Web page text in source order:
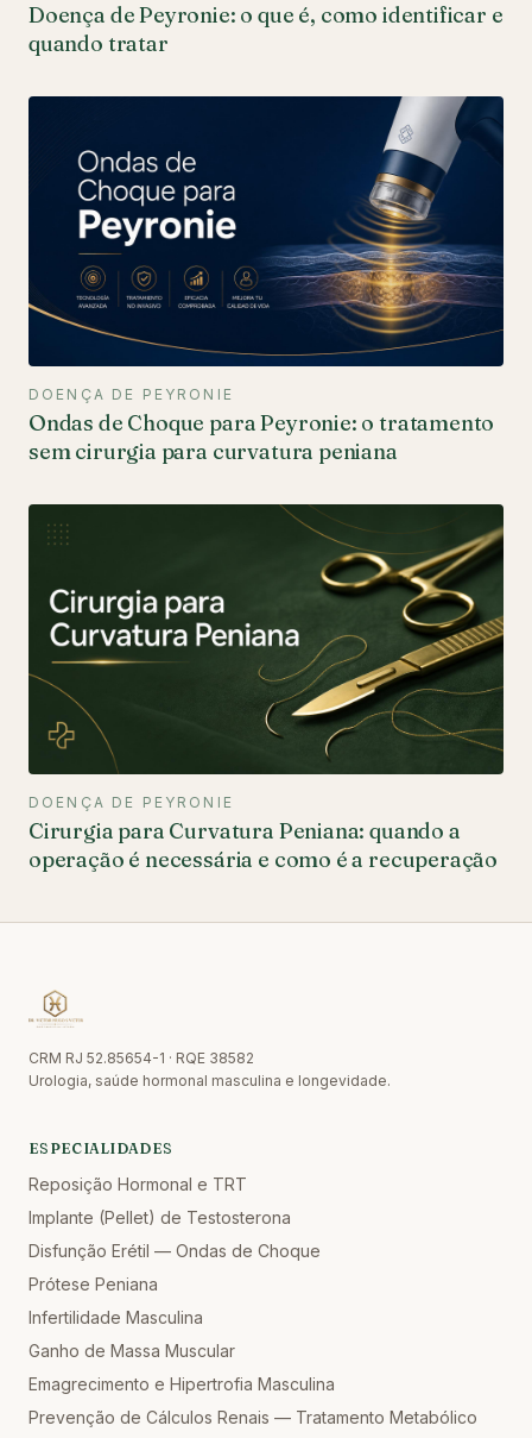
Doença de Peyronie: o que é, como identificar e
quando tratar
DOENÇA DE PEYRONIE
Ondas de Choque para Peyronie: o tratamento
sem cirurgia para curvatura peniana
DOENÇA DE PEYRONIE
Cirurgia para Curvatura Peniana: quando a
operação é necessária e como é a recuperação
CRM RJ 52.85654-1 · RQE 38582
Urologia, saúde hormonal masculina e longevidade.
ESPECIALIDADES
Reposição Hormonal e TRT
Implante (Pellet) de Testosterona
Disfunção Erétil — Ondas de Choque
Prótese Peniana
Infertilidade Masculina
Ganho de Massa Muscular
Emagrecimento e Hipertrofia Masculina
Prevenção de Cálculos Renais — Tratamento Metabólico